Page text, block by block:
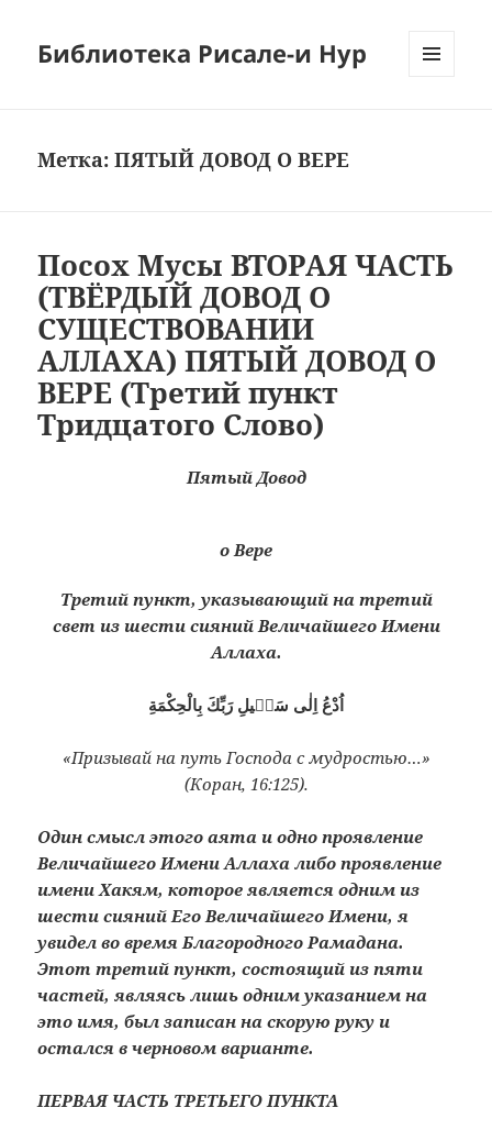
Библиотека Рисале-и Нур
Метка:ПЯТЫЙ ДОВОД О ВЕРЕ
Посох Мусы ВТОРАЯ ЧАСТЬ
(ТВЁРДЫЙ ДОВОД О
СУЩЕСТВОВАНИИ
АЛЛАХА) ПЯТЫЙ ДОВОД О
ВЕРЕ (Третий пункт
Тридцатого Слово)
Пятый Довод
о Вере
Третий пункт, указывающий на третий
свет из шести сияний Величайшего Имени
Аллаха.
اُدْعُ اِلٰى سَبٖيلِ رَبِّكَ بِالْحِكْمَةِ
«Призывай на путь Господа с мудростью…»
(Коран, 16:125).
Один смысл этого аята и одно проявление
Величайшего Имени Аллаха либо проявление
имени Хакям, которое является одним из
шести сияний Его Величайшего Имени, я
увидел во время Благородного Рамадана.
Этот третий пункт, состоящий из пяти
частей, являясь лишь одним указанием на
это имя, был записан на скорую руку и
остался в черновом варианте.
ПЕРВАЯ ЧАСТЬ ТРЕТЬЕГО ПУНКТА